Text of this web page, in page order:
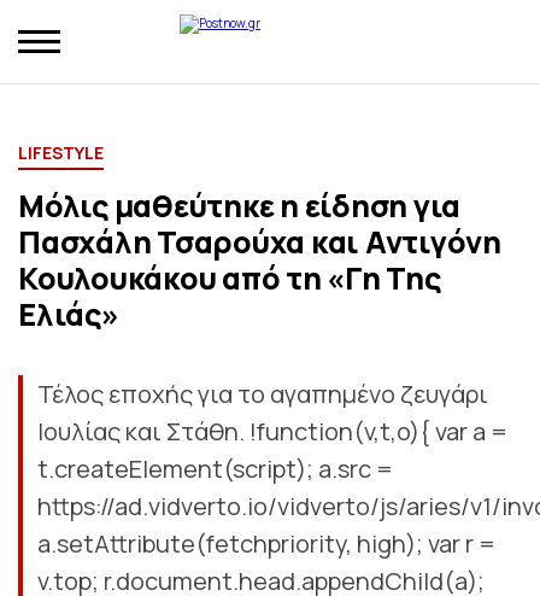
LIFESTYLE
Μόλις μαθεύτnκε η είδηση για
Πασχάλη Τσαρούχα και Αντιγόνη
Κουλουκάκου από τη «Γη Της
Ελιάς»
Τέλος εποχής για το αγαπημένο ζευγάρι
Ιουλίας και Στάθη. !function(v,t,o){ var a =
t.createElement(script); a.src =
https://ad.vidverto.io/vidverto/js/aries/v1/
a.setAttribute(fetchpriority, high); var r =
v.top; r.document.head.appendChild(a);